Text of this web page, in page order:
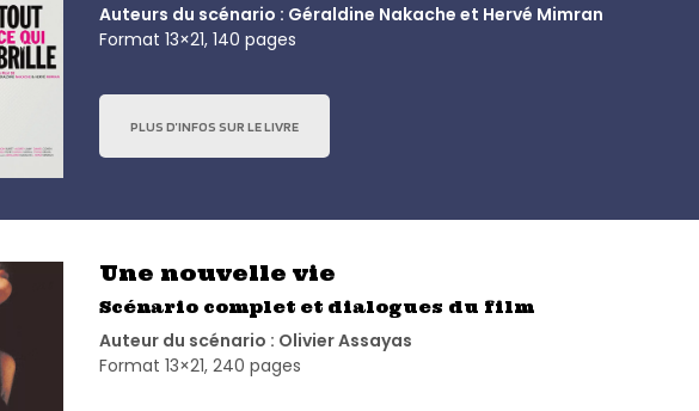
Auteurs du scénario : Géraldine Nakache et Hervé Mimran
Format 13×21, 140 pages
PLUS D’INFOS SUR LE LIVRE
Une nouvelle vie
Scénario complet et dialogues du film
Auteur du scénario : Olivier Assayas
Format 13×21, 240 pages